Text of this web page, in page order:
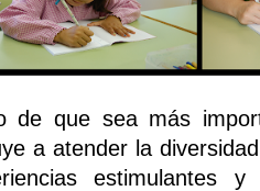
de que sea más
a atender la
estimulantes